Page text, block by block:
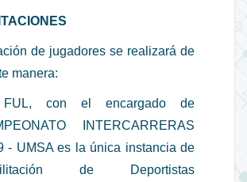
de jugadores se realizará de
manera:
con el encargado de
INTERCARRERAS
- UMSA es la única instancia de
de Deportistas